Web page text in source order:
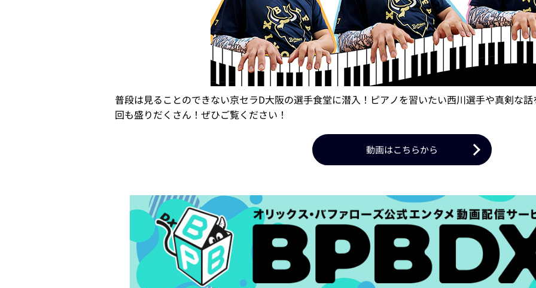
普段は見ることのできない京セラD大阪の選手食堂に潜入！ピアノを習いたい西川選手や真剣な
回も盛りだくさん！ぜひご覧ください！
動画はこちらから